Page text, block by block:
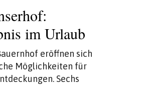
im Urlaub
eröffnen sich
Möglichkeiten für
Sechs